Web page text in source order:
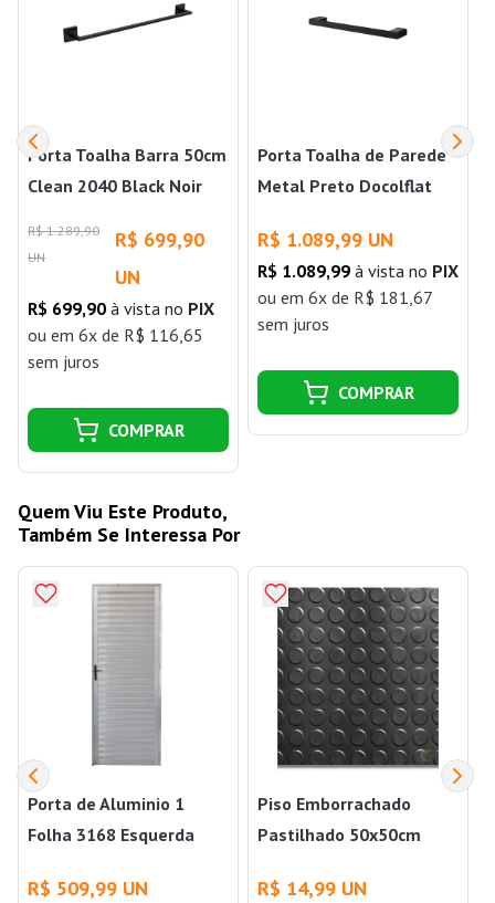
Porta Toalha Barra 50cm
Clean 2040 Black Noir
R$ 1.289,90
UN
R$ 699,90
UN
R$ 699,90 à vista no PIX
ou em 6x de R$ 116,65
sem juros
COMPRAR
Porta Toalha de Parede
Metal Preto Docolflat
R$ 1.089,99 UN
R$ 1.089,99 à vista no PIX
ou em 6x de R$ 181,67
sem juros
COMPRAR
Quem Viu Este Produto,
Também Se Interessa Por
Porta de Aluminio 1
Folha 3168 Esquerda
R$ 509,99 UN
Piso Emborrachado
Pastilhado 50x50cm
R$ 14,99 UN